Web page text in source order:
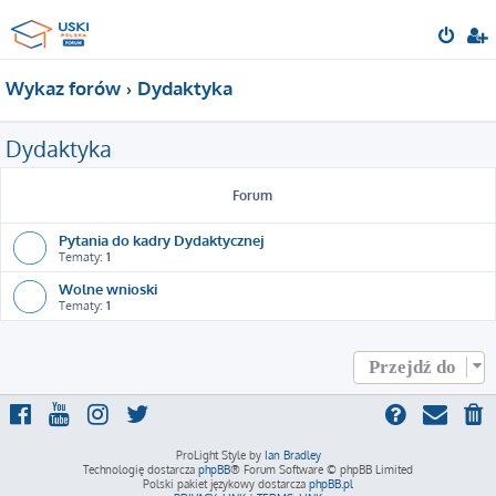
Wykaz forów Dydaktyka
Dydaktyka
Forum
Pytania do kadry Dydaktycznej
Tematy: 1
Wolne wnioski
Tematy: 1
Przejdź do
ProLight Style by Ian Bradley
Technologię dostarcza phpBB® Forum Software © phpBB Limited
Polski pakiet językowy dostarcza phpBB.pl